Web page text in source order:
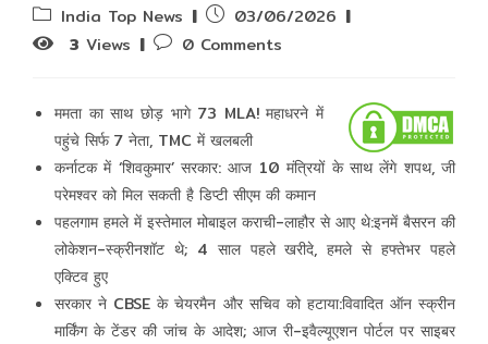
Post
category:
India Top News
Post
published:
03/06/2026
3 Views
Post0 Comments
ममता का साथ छोड़ भागे 73 MLA! महाधरने में
पहुंचे सिर्फ 7 नेता, TMC में खलबली
कर्नाटक में ‘शिवकुमार’ सरकार: आज 10 मंत्रियों के साथ लेंगे शपथ, जी
परेमश्वर को मिल सकती है डिप्टी सीएम की कमान
पहलगाम हमले में इस्तेमाल मोबाइल कराची-लाहौर से आए थे:इनमें बैसरन की
लोकेशन-स्क्रीनशॉट थे; 4 साल पहले खरीदे, हमले से हफ्तेभर पहले
एक्टिव हुए
सरकार ने CBSE के चेयरमैन और सचिव को हटाया:विवादित ऑन स्क्रीन
मार्किंग के टेंडर की जांच के आदेश; आज री-इवैल्यूएशन पोर्टल पर साइबर